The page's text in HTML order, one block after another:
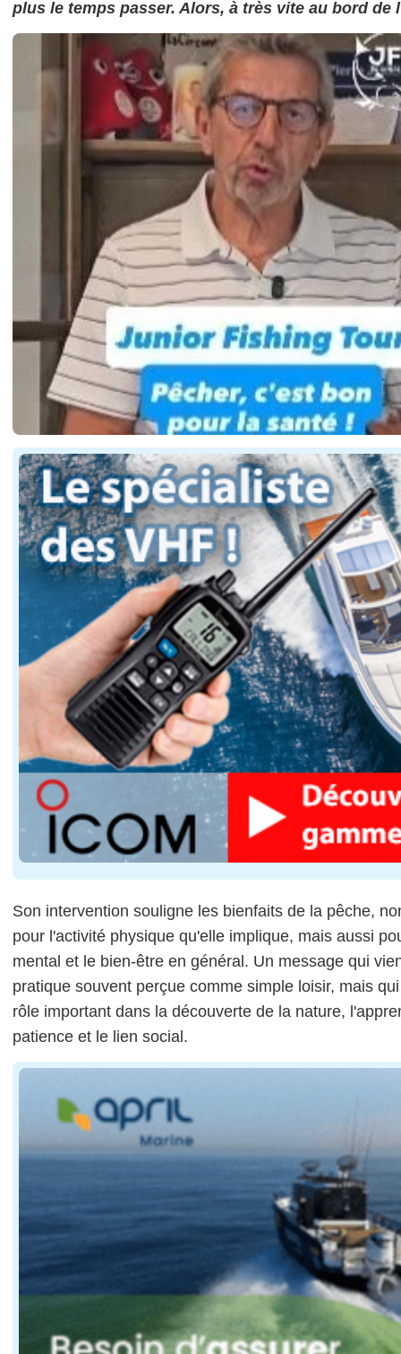
plus le temps passer. Alors, à très vite au bord de
Son intervention souligne les bienfaits de la pêche,
pour l'activité physique qu'elle implique, mais aussi
mental et le bien-être en général. Un message qui
pratique souvent perçue comme simple loisir, mais
rôle important dans la découverte de la nature,
patience et le lien social.